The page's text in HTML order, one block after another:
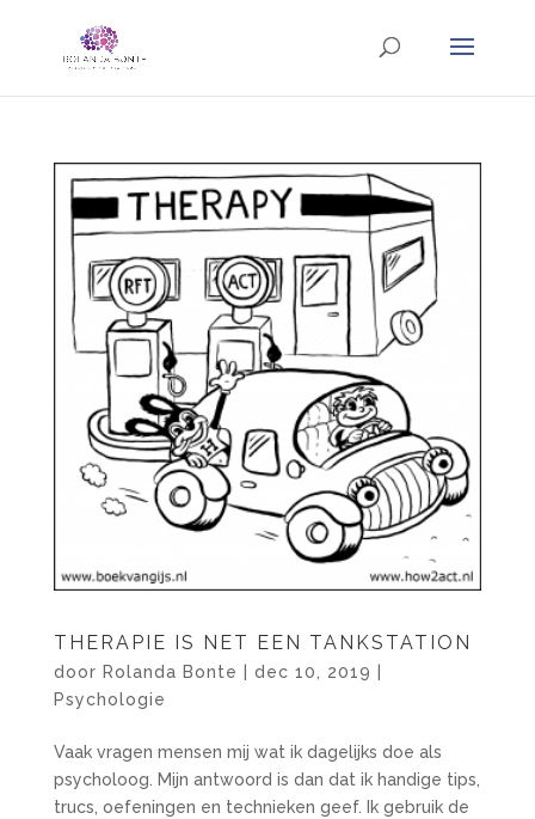
THERAPIE IS NET EEN TANKSTATION
door Rolanda Bonte dec 10, 2019
Psychologie
Vaak vragen mensen mij wat ik dagelijks doe als
psycholoog. Mijn antwoord is dan dat ik handige tips,
trucs, oefeningen en technieken geef. Ik gebruik de